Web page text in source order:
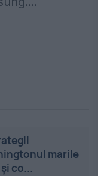
marile
co...